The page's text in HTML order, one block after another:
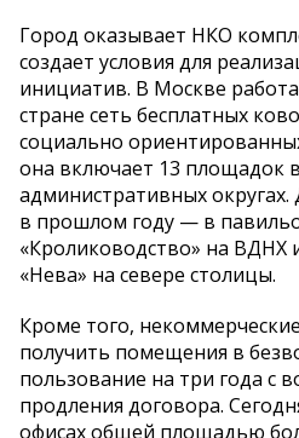
Город оказывает НКО
создает условия для
инициатив. В Москве
стране сеть бесплатных
социально
она включает 13 площадок
административных
в прошлом году — в
«Кролиководство» на ВДНХ
«Нева» на севере столицы.
Кроме того,
получить помещения в
пользование на три года с
продления договора.
офисах общей площадью